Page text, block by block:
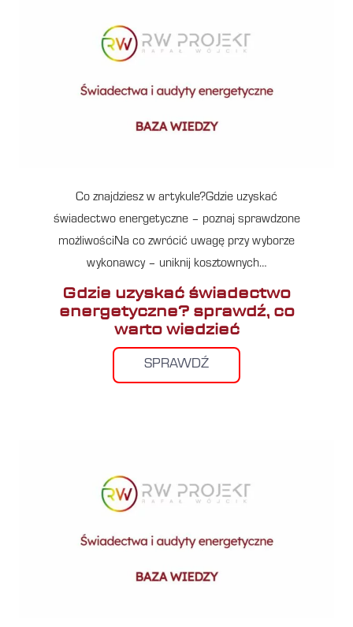
Co znajdziesz w artykule?Gdzie uzyskać
świadectwo energetyczne – poznaj sprawdzone
możliwościNa co zwrócić uwagę przy wyborze
wykonawcy – uniknij kosztownych…
Gdzie uzyskać świadectwo
energetyczne? sprawdź, co
warto wiedzieć
SPRAWDŹ